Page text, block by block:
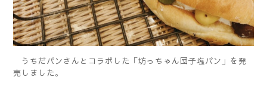
うちだパンさんとコラボした「坊っちゃん団子塩パン」を発
売しました。